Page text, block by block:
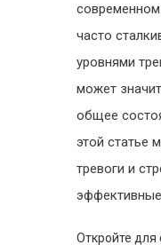
часто
уровнями
может
общее
этой статье
тревоги и
Откройте для